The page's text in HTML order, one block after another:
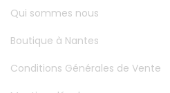
Qui sommes nous
Boutique à Nantes
Conditions Générales de Vente